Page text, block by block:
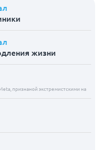
жизни
признаной экстремистскими на